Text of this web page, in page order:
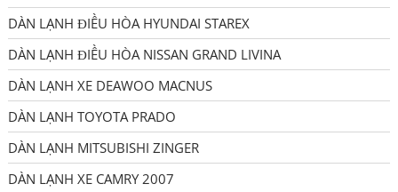
DÀN LẠNH ĐIỀU HÒA HYUNDAI STAREX
DÀN LẠNH ĐIỀU HÒA NISSAN GRAND LIVINA
DÀN LẠNH XE DEAWOO MACNUS
DÀN LẠNH TOYOTA PRADO
DÀN LẠNH MITSUBISHI ZINGER
DÀN LẠNH XE CAMRY 2007